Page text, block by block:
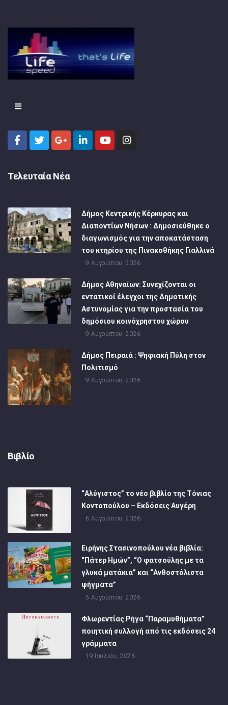
Τελευταία Νέα
Δήμος Κεντρικής Κέρκυρας και
Διαποντίων Νήσων : Δημοσιεύθηκε ο
διαγωνισμός για την αποκατάσταση
του κτηρίου της Πινακοθήκης Γιαλλινά
9 Αυγούστου, 2026
Δήμος Αθηναίων: Συνεχίζονται οι
εντατικοί έλεγχοι της Δημοτικής
Αστυνομίας για την προστασία του
δημόσιου κοινόχρηστου χώρου
9 Αυγούστου, 2026
Δήμος Πειραιά : Ψηφιακή Πύλη στον
Πολιτισμό
9 Αυγούστου, 2026
Βιβλίο
“Αλύγιστος” το νέο βιβλίο της Τόνιας
Κοντοπούλου – Εκδόσεις Αυγέρη
6 Αυγούστου, 2026
Ειρήνης Στασινοπούλου νέα βιβλία:
“Πάτερ Ημών”, “Ο φατσούλης με τα
γλυκά ματάκια” και “Ανθοστόλιστα
ψήγματα”
5 Αυγούστου, 2026
Φλωρεντίας Ρήγα “Παραμυθήματα”
ποιητική συλλογή από τις εκδόσεις 24
γράμματα
19 Ιουλίου, 2026